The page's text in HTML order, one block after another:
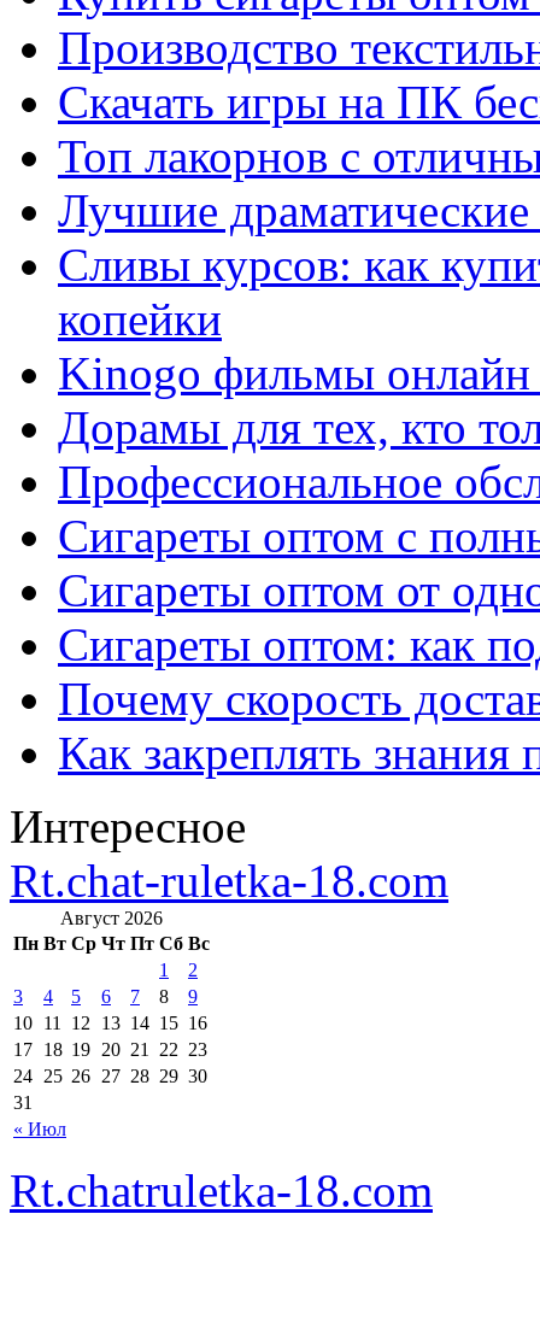
Производство
Скачать игры на ПК
Топ лакорнов с
Лучшие
Сливы курсов: как
копейки
Kinogo фильмы онлайн
Дорамы для тех, кто
Профессиональное
Сигареты оптом с
Сигареты оптом от
Сигареты оптом: как
Почему скорость
Как закреплять знания
Интересное
Rt.chat-ruletka-18.com
Август 2026
Пн Вт Ср Чт Пт Сб Вс
« Июл
1
2
3
4 5 6 7 8
9
10 11 12 13 14 15 16
17 18 19 20 21 22 23
24 25 26 27 28 29 30
31
Rt.chatruletka-18.com